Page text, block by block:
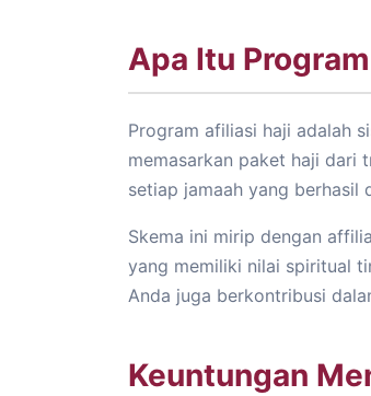
Apa Itu
Program afiliasi haji adalah
memasarkan paket haji dari
setiap jamaah yang berhasil
Skema ini mirip dengan
yang memiliki nilai spiritual
Anda juga berkontribusi
Keuntungan